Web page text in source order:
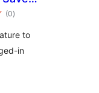
(0ຄະແນນ
ທັງໝົດ
)
to
in